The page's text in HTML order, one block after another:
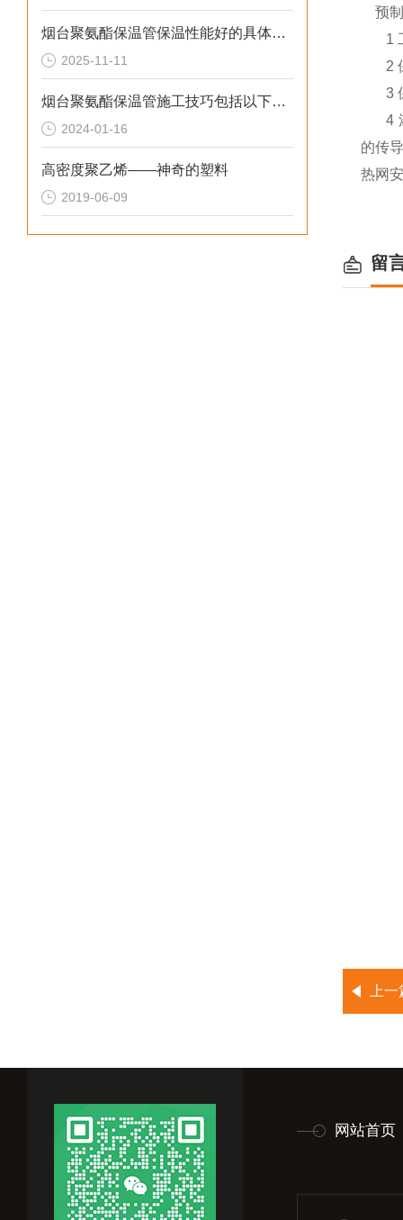
烟台聚氨酯保温管保温性能好的具体表现
2025-11-11
烟台聚氨酯保温管施工技巧包括以下几点
2024-01-16
高密度聚乙烯——神奇的塑料
2019-06-09
预制
1 工
2 保
3 保
4
的传
热网
留
上
网站首页